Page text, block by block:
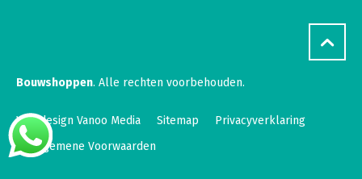
Bouwshoppen. Alle rechten voorbehouden.
Webdesign Vanoo Media Sitemap
Privacyverklaring
Algemene Voorwaarden